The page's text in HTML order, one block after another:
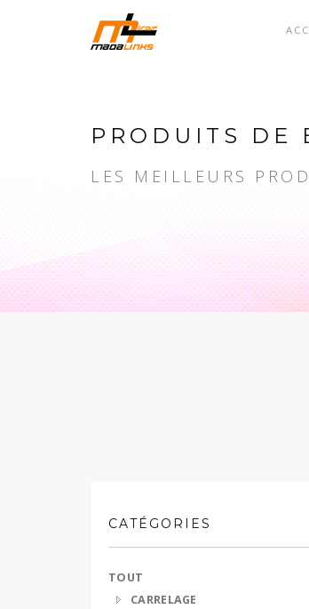
PRODUITS DE
LES MEILLEURS
CATÉGORIES
TOUT
CARRELAGE